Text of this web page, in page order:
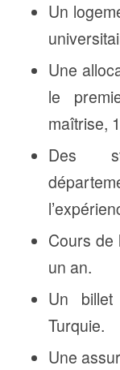
Un
Une
le
maîtrise,
Des
Cours de
un an.
Un billet
Turquie.
Une